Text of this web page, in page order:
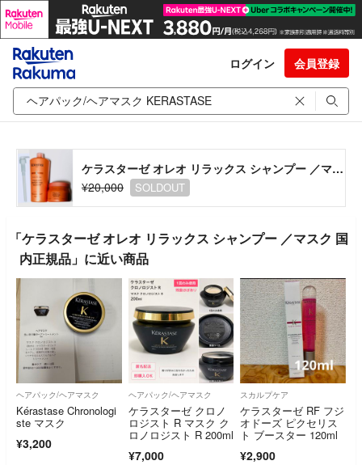
ログイン 会員登録
ケラスターゼ オレオ リラックス シャンプー ／マスク 国内正規品
¥20,000
SOLDOUT
「ケラスターゼ オレオ リラックス シャンプー ／マスク 国
内正規品」に近い商品
ヘアパック/ヘアマスク
Kérastase Chronologi
ste マスク
¥3,200
ヘアパック/ヘアマスク
ケラスターゼ クロノ
ロジスト R マスク ク
ロノロジスト R 200ml
¥7,000
スカルプケア
ケラスターゼ RF フジ
オドーズ ピクセリス
ト ブースター 120ml
¥2,900